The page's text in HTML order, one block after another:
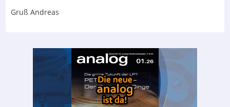
Gruß Andreas